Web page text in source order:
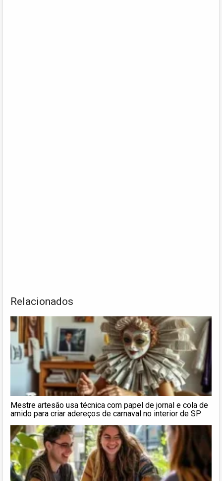
Relacionados
Mestre artesão usa técnica com papel de jornal e cola de
amido para criar adereços de carnaval no interior de SP